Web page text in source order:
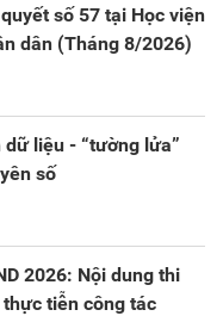
số 57 tại Học viện
dân (Tháng 8/2026)
dữ liệu - “tường lửa”
số
2026: Nội dung thi
tiễn công tác